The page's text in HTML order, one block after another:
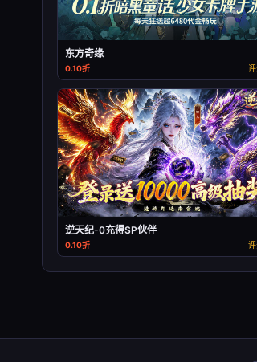
东方奇缘
0.10折
逆天纪-0充得SP伙伴
0.10折